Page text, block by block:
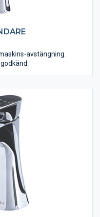
avstängning.